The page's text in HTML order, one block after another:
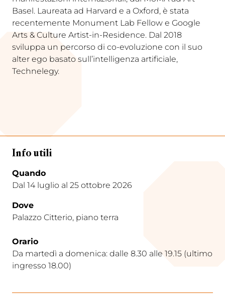
Basel. Laureata ad Harvard e a Oxford, è stata
recentemente Monument Lab Fellow e Google
Arts & Culture Artist-in-Residence. Dal 2018
sviluppa un percorso di co-evoluzione con il suo
alter ego basato sull’intelligenza artificiale,
Technelegy.
Info utili
Quando
Dal 14 luglio al 25 ottobre 2026
Dove
Palazzo Citterio, piano terra
Orario
Da martedì a domenica: dalle 8.30 alle 19.15 (ultimo
ingresso 18.00)